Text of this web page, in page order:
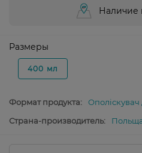
Наличие
Размеры
400 мл
Формат продукта:
Ополіскувач
Страна-производитель: